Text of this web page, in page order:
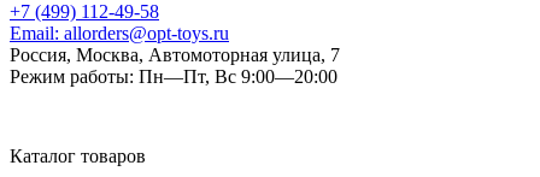
+7 (499) 112-49-58
Email: allorders@opt-toys.ru
Россия, Москва, Автомоторная улица, 7
Режим работы: Пн—Пт, Вс 9:00—20:00
Каталог товаров